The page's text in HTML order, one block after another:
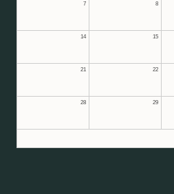
7 8
14 15
21 22
28 29